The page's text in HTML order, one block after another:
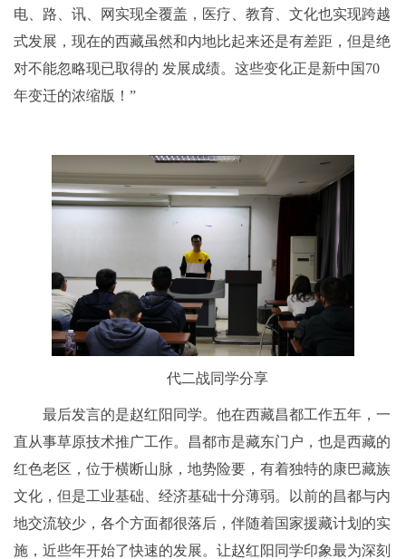
电、路、讯、网实现全覆盖，医疗、教育、文化也实现跨越
式发展，现在的西藏虽然和内地比起来还是有差距，但是绝
对不能忽略现已取得的 发展成绩。这些变化正是新中国70
年变迁的浓缩版！”
代二战同学分享
最后发言的是赵红阳同学。他在西藏昌都工作五年，一
直从事草原技术推广工作。昌都市是藏东门户，也是西藏的
红色老区，位于横断山脉，地势险要，有着独特的康巴藏族
文化，但是工业基础、经济基础十分薄弱。以前的昌都与内
地交流较少，各个方面都很落后，伴随着国家援藏计划的实
施，近些年开始了快速的发展。让赵红阳同学印象最为深刻